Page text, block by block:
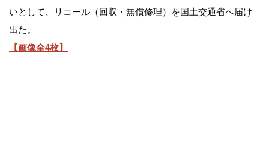
いとして、リコール（回収・無償修理）を国土交通省へ届け
出た。
【画像全4枚】